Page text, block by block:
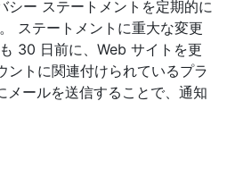
ー ステートメントを定期的に
ステートメントに重大な変更
30 日前に、Web サイトを更
トに関連付けられているプラ
メールを送信することで、通知